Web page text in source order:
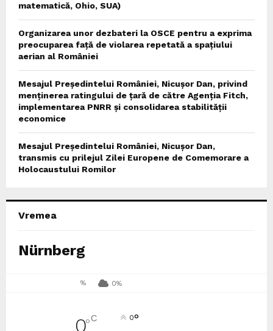
matematică, Ohio, SUA)
Organizarea unor dezbateri la OSCE pentru a exprima
preocuparea față de violarea repetată a spațiului
aerian al României
Mesajul Președintelui României, Nicușor Dan, privind
menținerea ratingului de țară de către Agenția Fitch,
implementarea PNRR și consolidarea stabilității
economice
Mesajul Președintelui României, Nicușor Dan,
transmis cu prilejul Zilei Europene de Comemorare a
Holocaustului Romilor
Vremea
Nürnberg
% 0%
0°C 0°